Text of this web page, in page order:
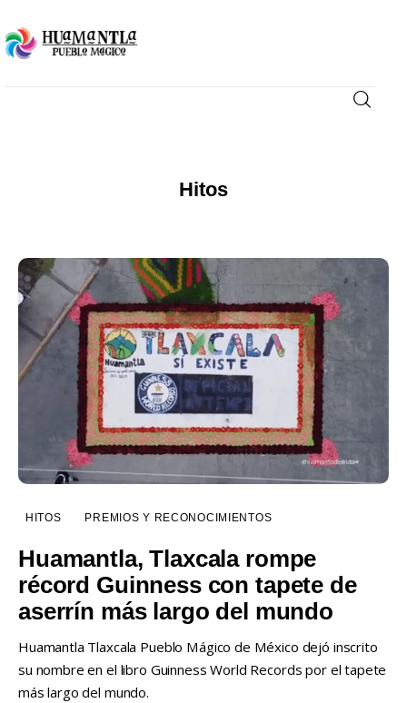
Disfruta
Hitos
HITOS PREMIOS Y RECONOCIMIENTOS
Huamantla, Tlaxcala rompe
récord Guinness con tapete de
aserrín más largo del mundo
Huamantla Tlaxcala Pueblo Mágico de México dejó inscrito
su nombre en el libro Guinness World Records por el tapete
más largo del mundo.